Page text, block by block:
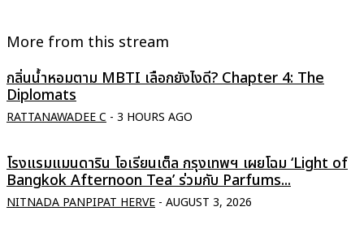
More from this stream
กลิ่นน้ำหอมตาม MBTI เลือกยังไงดี? Chapter 4: The
Diplomats
RATTANAWADEE C - 3 HOURS AGO
โรงแรมแมนดาริน โอเรียนเต็ล กรุงเทพฯ เผยโฉม ‘Light of
Bangkok Afternoon Tea’ ร่วมกับ Parfums...
NITNADA PANPIPAT HERVE - AUGUST 3, 2026